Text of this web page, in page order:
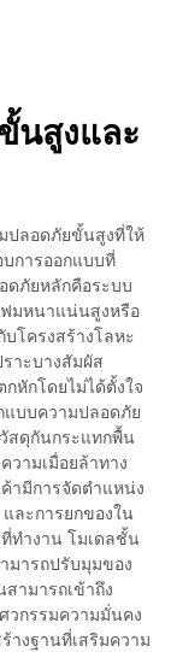
นสูงและ
ปลอดภัยขั้นสูงที่ให้
การออกแบบที่
ดภัยหลักคือระบบ
มหนาแน่นสูงหรือ
โครงสร้างโลหะ
าะบางสัมผัส
หักโดยไม่ได้ตั้งใจ
แบบความปลอดภัย
สดุกันกระแทกพื้น
ามเมื่อยล้าทาง
ามีการจัดตำแหน่ง
ละการยกของใน
ทำงาน โมเดลชั้น
มารถปรับมุมของ
ามารถเข้าถึง
วกรรมความมั่นคง
างฐานที่เสริมความ